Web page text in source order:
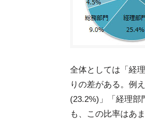
全体としては「経
りの差がある。例
(23.2%)」「経理部
も、この比率はあ